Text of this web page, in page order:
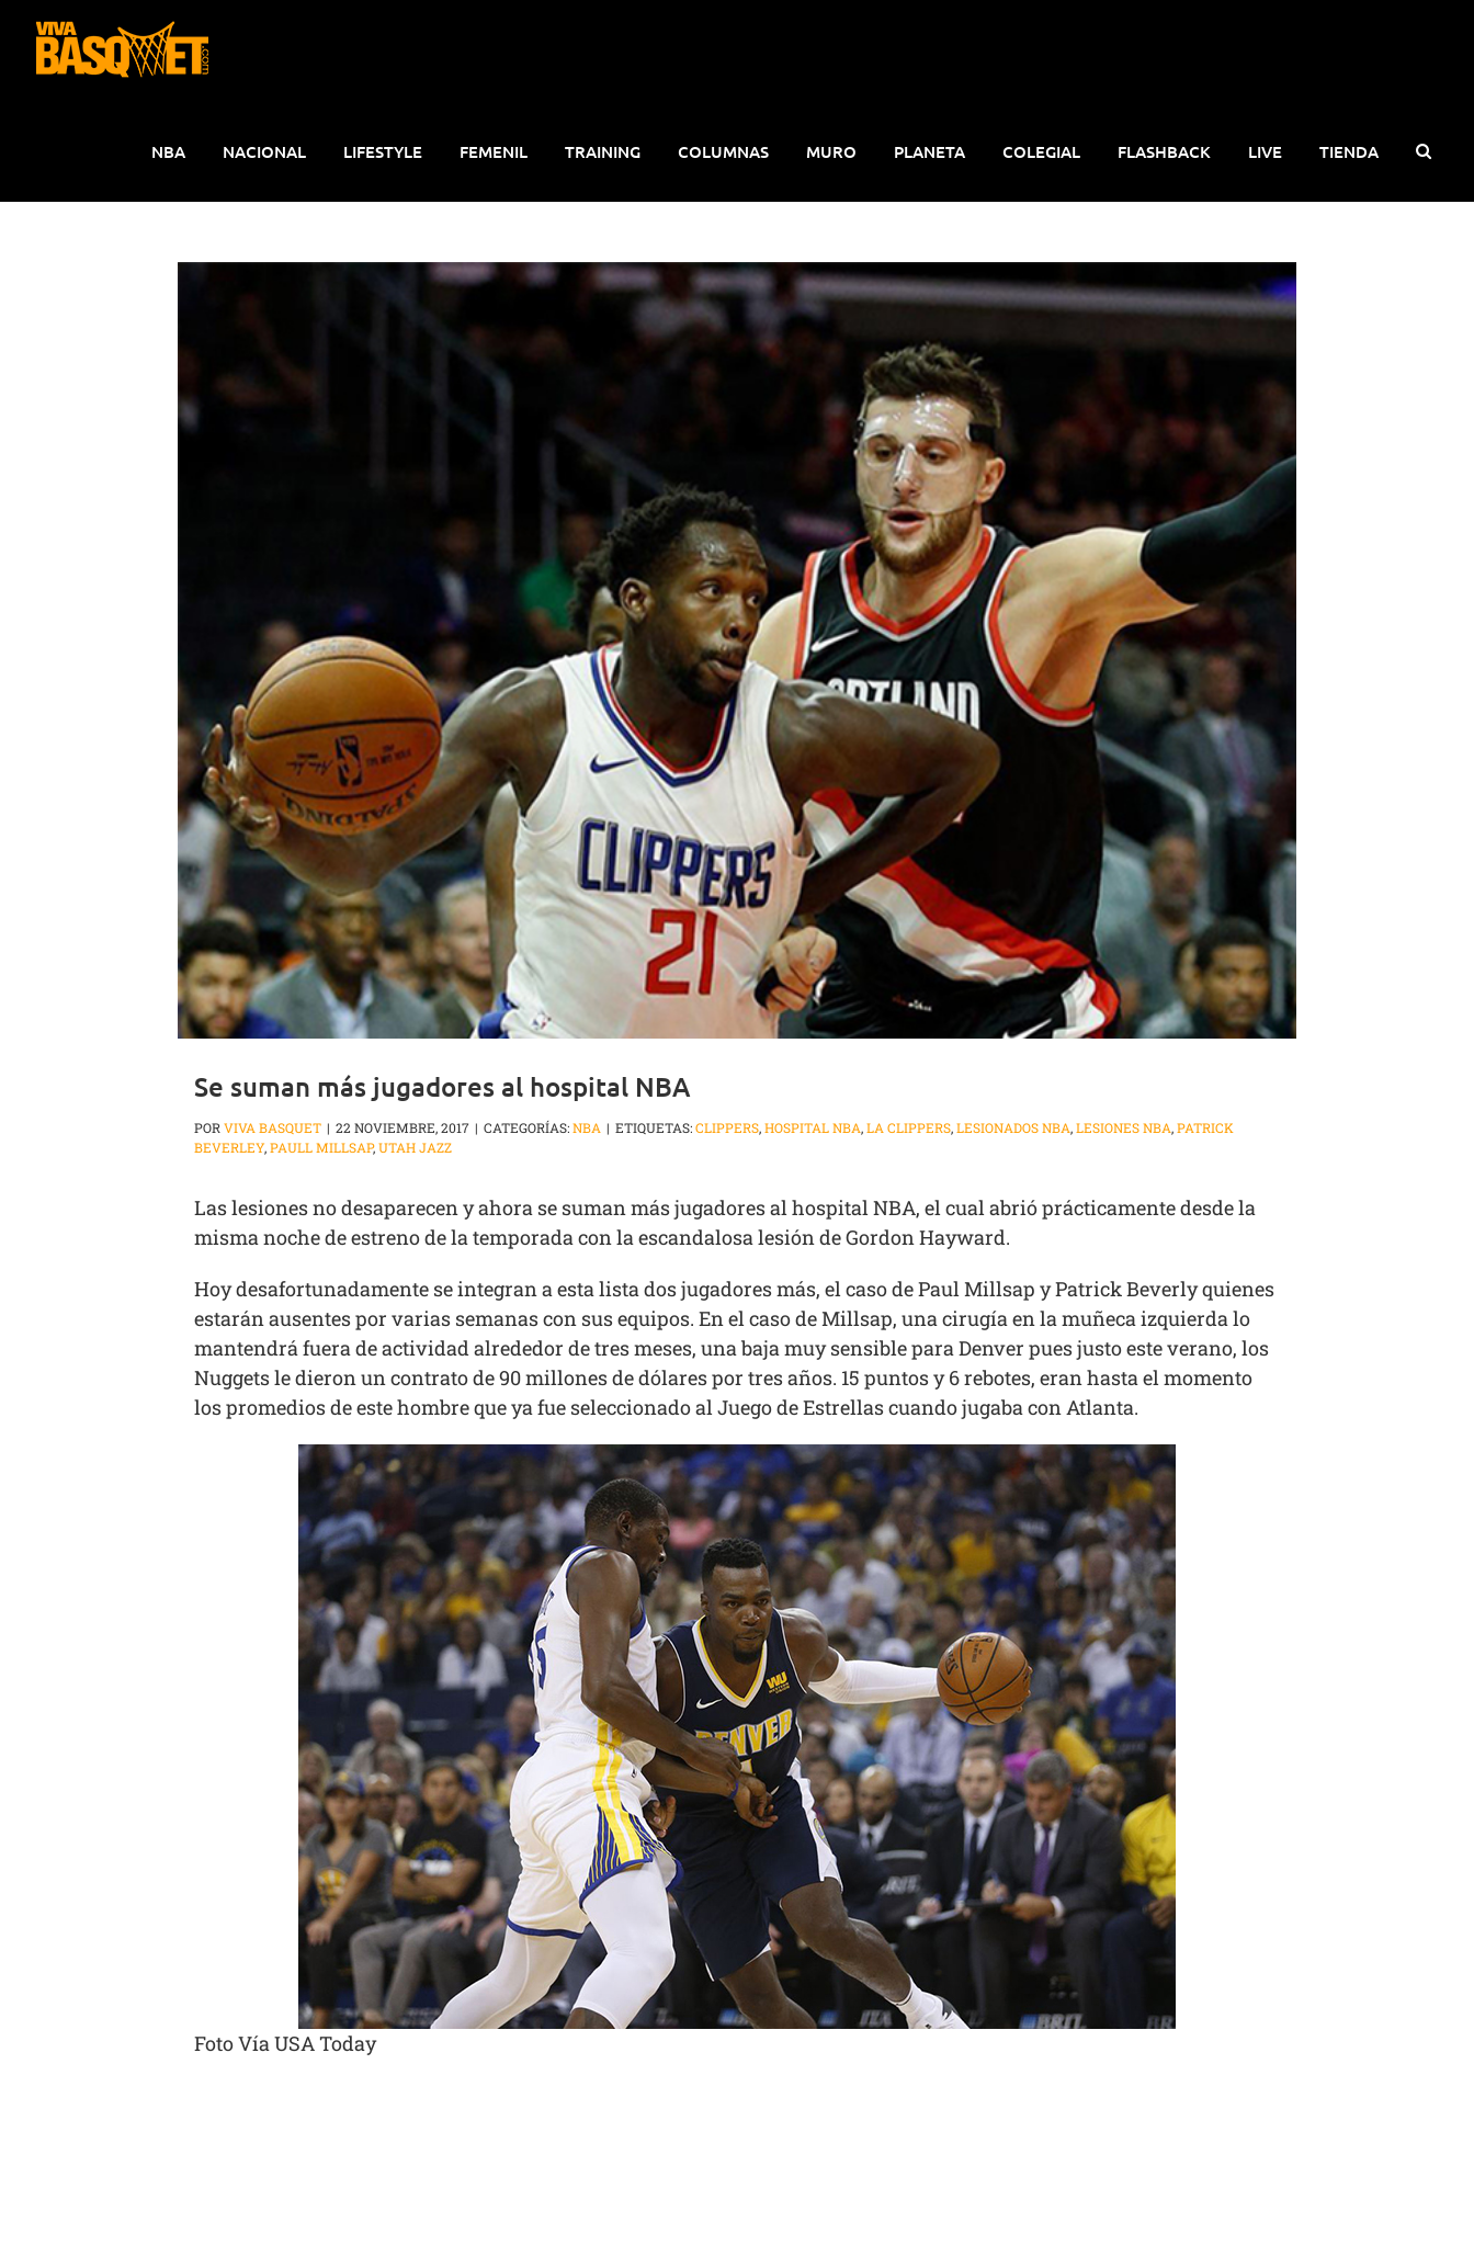
contenido
NBA NACIONAL LIFESTYLE FEMENIL TRAINING COLUMNAS MURO PLANETA COLEGIAL FLASHBACK LIVE TIENDA
Se suman más jugadores al hospital NBA
PORVIVA BASQUET | 22 NOVIEMBRE, 2017 | CATEGORÍAS:NBA | ETIQUETAS:CLIPPERS,HOSPITAL NBA,LA CLIPPERS,LESIONADOS NBA,LESIONES NBA,PATRICK
BEVERLEY,PAULL MILLSAP,UTAH JAZZ
Las lesiones no desaparecen y ahora se suman más jugadores al hospital NBA, el cual abrió prácticamente desde la
misma noche de estreno de la temporada con la escandalosa lesión de Gordon Hayward.
Hoy desafortunadamente se integran a esta lista dos jugadores más, el caso de Paul Millsap y Patrick Beverly quienes
estarán ausentes por varias semanas con sus equipos. En el caso de Millsap, una cirugía en la muñeca izquierda lo
mantendrá fuera de actividad alrededor de tres meses, una baja muy sensible para Denver pues justo este verano, los
Nuggets le dieron un contrato de 90 millones de dólares por tres años. 15 puntos y 6 rebotes, eran hasta el momento
los promedios de este hombre que ya fue seleccionado al Juego de Estrellas cuando jugaba con Atlanta.
Foto Vía USA Today